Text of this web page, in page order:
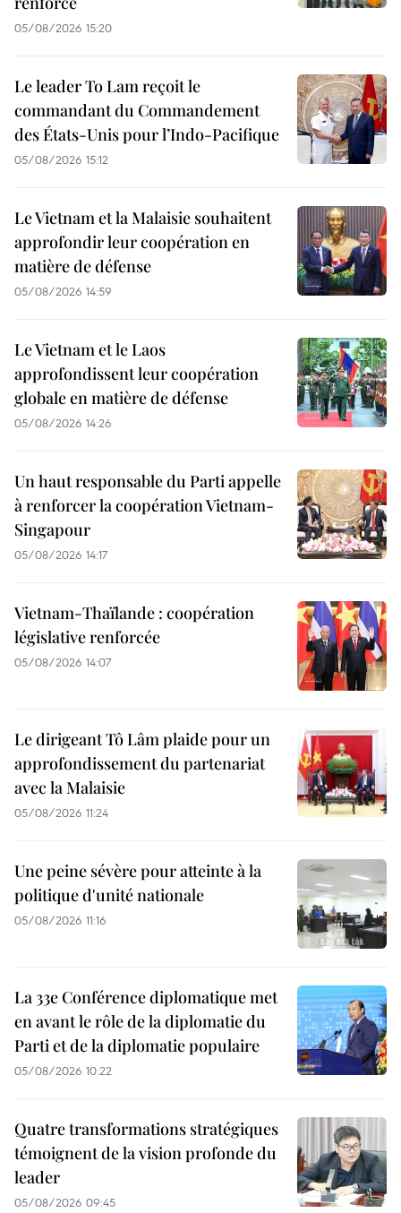
05/08/2026 15:20
Le leader To Lam reçoit le
commandant du Commandement
des États-Unis pour l’Indo-Pacifique
05/08/2026 15:12
Le Vietnam et la Malaisie souhaitent
approfondir leur coopération en
matière de défense
05/08/2026 14:59
Le Vietnam et le Laos
approfondissent leur coopération
globale en matière de défense
05/08/2026 14:26
Un haut responsable du Parti appelle
à renforcer la coopération Vietnam-
Singapour
05/08/2026 14:17
Vietnam-Thaïlande : coopération
législative renforcée
05/08/2026 14:07
Le dirigeant Tô Lâm plaide pour un
approfondissement du partenariat
avec la Malaisie
05/08/2026 11:24
Une peine sévère pour atteinte à la
politique d'unité nationale
05/08/2026 11:16
La 33e Conférence diplomatique met
en avant le rôle de la diplomatie du
Parti et de la diplomatie populaire
05/08/2026 10:22
Quatre transformations stratégiques
témoignent de la vision profonde du
leader
05/08/2026 09:45